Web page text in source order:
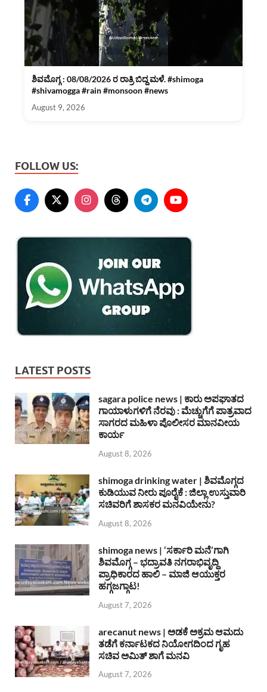
ಶಿವಮೊಗ್ಗ : 08/08/2026 ರ ರಾತ್ರಿ ಬಿದ್ದ ಮಳೆ. #shimoga
#shivamogga #rain #monsoon #news
August 9, 2026
FOLLOW US:
LATEST POSTS
sagara police news | ಕಾರು ಅಪಘಾತದ
ಗಾಯಾಳುಗಳಿಗೆ ನೆರವು : ಮೆಚ್ಚುಗೆಗೆ ಪಾತ್ರವಾದ
ಸಾಗರದ ಮಹಿಳಾ ಪೊಲೀಸರ ಮಾನವೀಯ
ಕಾರ್ಯ
August 8, 2026
shimoga drinking water | ಶಿವಮೊಗ್ಗದ
ಕುಡಿಯುವ ನೀರು ಪೂರೈಕೆ : ಜಿಲ್ಲಾ ಉಸ್ತುವಾರಿ
ಸಚಿವರಿಗೆ ಶಾಸಕರ ಮನವಿಯೇನು?
August 8, 2026
shimoga news | ‘ಸರ್ಕಾರಿ ಮನೆ’ಗಾಗಿ
ಶಿವಮೊಗ್ಗ – ಭದ್ರಾವತಿ ನಗರಾಭಿವೃದ್ದಿ
ಪ್ರಾಧಿಕಾರದ ಹಾಲಿ – ಮಾಜಿ ಆಯುಕ್ತರ
ಹಗ್ಗಜಗ್ಗಾಟ!
August 7, 2026
arecanut news | ಅಡಕೆ ಅಕ್ರಮ ಆಮದು
ತಡೆಗೆ ಕರ್ನಾಟಕದ ನಿಯೋಗದಿಂದ ಗೃಹ
ಸಚಿವ ಅಮಿತ್ ಶಾಗೆ ಮನವಿ
August 7, 2026